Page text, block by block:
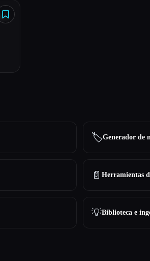
🏷️Generador de
📄 Herramientas
💡Biblioteca e